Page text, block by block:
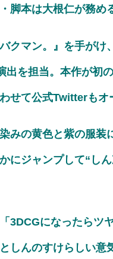
脚本は大根仁が務め
クマン。』を手がけ
を担当。本作が初
せて公式Twitterもオ
みの黄色と紫の服装
にジャンプして“し
3DCGになったらツ
しんのすけらしい意